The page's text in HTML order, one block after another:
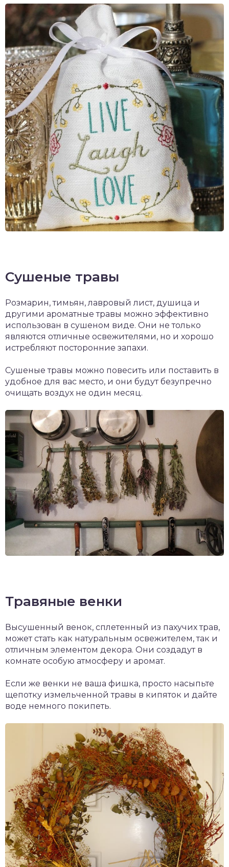
Сушеные травы
Розмарин, тимьян, лавровый лист, душица и
другими ароматные травы можно эффективно
использован в сушеном виде. Они не только
являются отличные освежителями, но и хорошо
истребляют посторонние запахи.
Сушеные травы можно повесить или поставить в
удобное для вас место, и они будут безупречно
очищать воздух не один месяц.
Травяные венки
Высушенный венок, сплетенный из пахучих трав,
может стать как натуральным освежителем, так и
отличным элементом декора. Они создадут в
комнате особую атмосферу и аромат.
Если же венки не ваша фишка, просто насыпьте
щепотку измельченной травы в кипяток и дайте
воде немного покипеть.